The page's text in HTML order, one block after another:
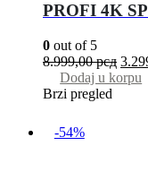
PROFI 4K
0 out of 5
8.999,00рсд
Dodaj u korpu
Brzi pregled
-54%